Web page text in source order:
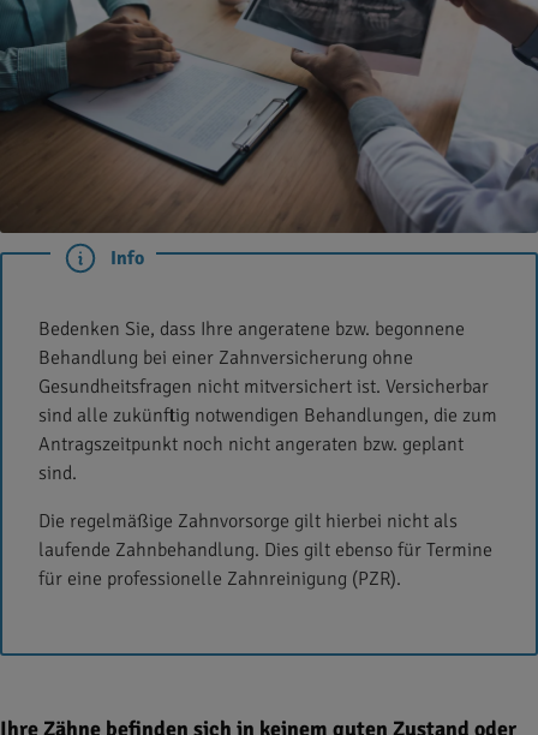
Info
Bedenken Sie, dass Ihre angeratene bzw. begonnene
Behandlung bei einer Zahnversicherung ohne
Gesundheitsfragen nicht mitversichert ist. Versicherbar
sind alle zukünftig notwendigen Behandlungen, die zum
Antragszeitpunkt noch nicht angeraten bzw. geplant
sind.
Die regelmäßige Zahnvorsorge gilt hierbei nicht als
laufende Zahnbehandlung. Dies gilt ebenso für Termine
für eine professionelle Zahnreinigung (PZR).
Ihre Zähne befinden sich in keinem guten Zustand oder